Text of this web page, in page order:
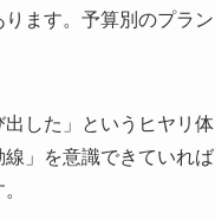
ます。予算別のプラン
した」というヒヤリ体
」を意識できていれば